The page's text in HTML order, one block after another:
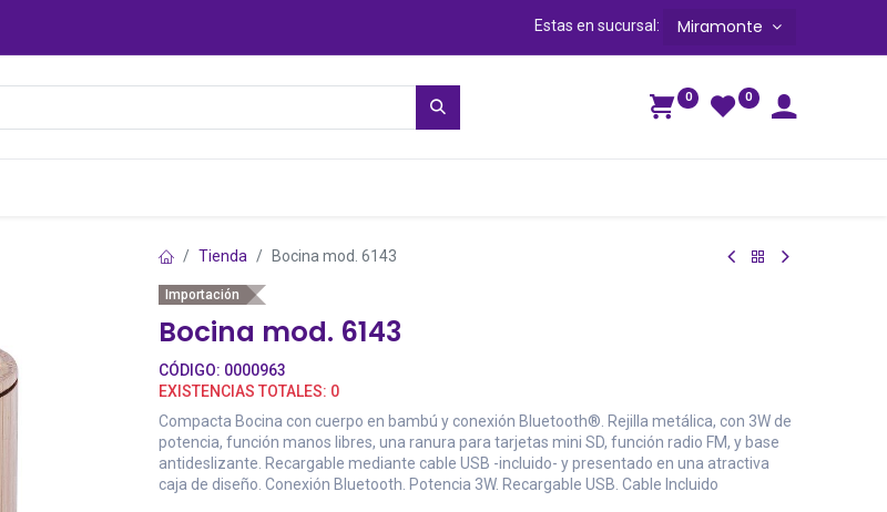
Estas en sucursal: Miramonte
0 0
Tienda Bocina mod. 6143
Importación
Bocina mod. 6143
CÓDIGO: 0000963
EXISTENCIAS TOTALES: 0
Compacta Bocina con cuerpo en bambú y conexión Bluetooth®. Rejilla metálica, con 3W de
potencia, función manos libres, una ranura para tarjetas mini SD, función radio FM, y base
antideslizante. Recargable mediante cable USB -incluido- y presentado en una atractiva
caja de diseño. Conexión Bluetooth. Potencia 3W. Recargable USB. Cable Incluido